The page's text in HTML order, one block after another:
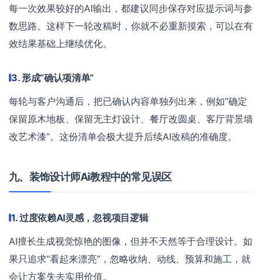
每一次效果较好的AI输出，都建议同步保存对应提示词与参
数思路。这样下一轮改稿时，你就不必重新摸索，可以在有
效结果基础上继续优化。
3. 形成“确认项清单”
每轮与客户沟通后，把已确认内容单独列出来，例如“确定
保留原木地板、保留无主灯设计、餐厅改圆桌、客厅背景墙
改艺术漆”。这份清单会极大提升后续AI改稿的准确度。
九、装饰设计师Ai教程中的常见误区
1. 过度依赖AI灵感，忽视项目逻辑
AI擅长生成视觉惊艳的图像，但并不天然等于合理设计。如
果只追求“看起来漂亮”，忽略收纳、动线、预算和施工，就
会让方案失去实用价值。